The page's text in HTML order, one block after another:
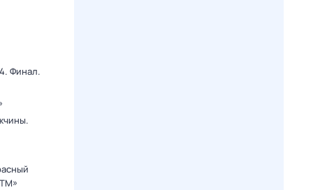
Финал.